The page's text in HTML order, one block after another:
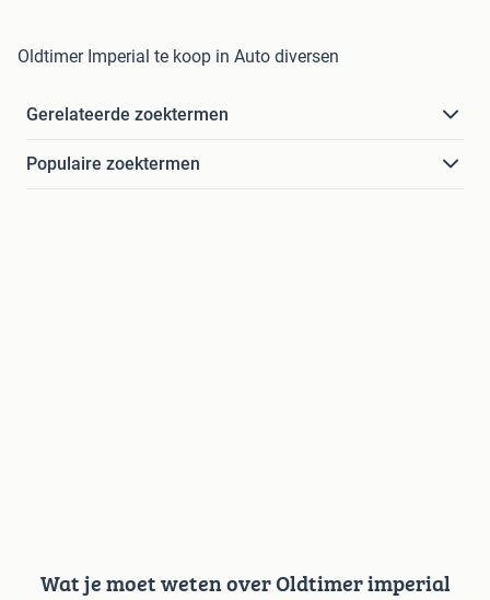
Oldtimer Imperial te koop in Auto diversen
Gerelateerde zoektermen
Populaire zoektermen
Wat je moet weten over Oldtimer imperial